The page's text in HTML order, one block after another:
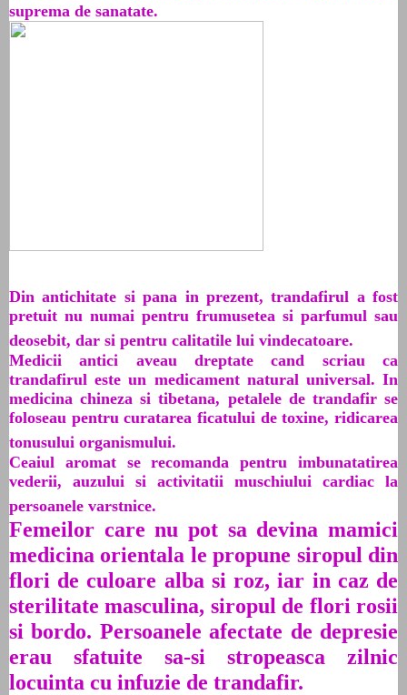
suprema de sanatate.
Din antichitate si pana in prezent, trandafirul a fost
pretuit nu numai pentru frumusetea si parfumul sau
deosebit, dar si pentru calitatile lui vindecatoare.
Medicii antici aveau dreptate cand scriau ca
trandafirul este un medicament natural universal. In
medicina chineza si tibetana, petalele de trandafir se
foloseau pentru curatarea ficatului de toxine, ridicarea
tonusului organismului.
Ceaiul aromat se recomanda pentru imbunatatirea
vederii, auzului si activitatii muschiului cardiac la
persoanele varstnice.
Femeilor care nu pot sa devina mamici
medicina orientala le propune siropul din
flori de culoare alba si roz, iar in caz de
sterilitate masculina, siropul de flori rosii
si bordo. Persoanele afectate de depresie
erau sfatuite sa-si stropeasca zilnic
locuinta cu infuzie de trandafir.